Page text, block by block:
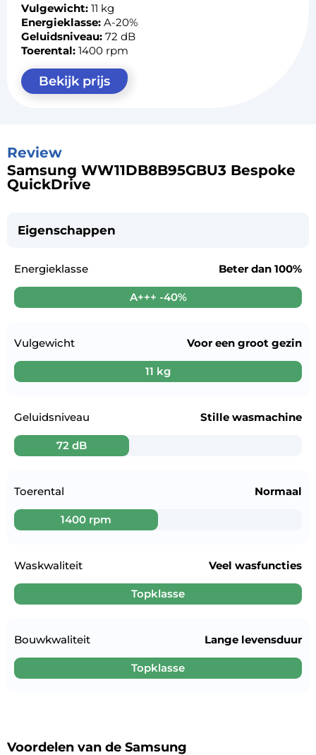
Vulgewicht: 11 kg
Energieklasse: A-20%
Geluidsniveau: 72 dB
Toerental: 1400 rpm
Bekijk prijs
Review
Samsung WW11DB8B95GBU3 Bespoke
QuickDrive
Eigenschappen
Energieklasse
A+++ -40%
Beter dan 100%
Vulgewicht
11 kg
Voor een groot gezin
Geluidsniveau
72 dB
Stille wasmachine
Toerental
1400 rpm
Normaal
Waskwaliteit
Topklasse
Veel wasfuncties
Bouwkwaliteit
Topklasse
Lange levensduur
Voordelen van de Samsung